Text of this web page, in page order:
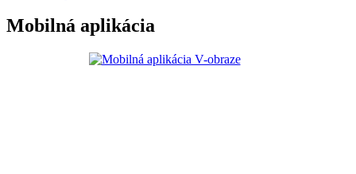
Mobilná aplikácia